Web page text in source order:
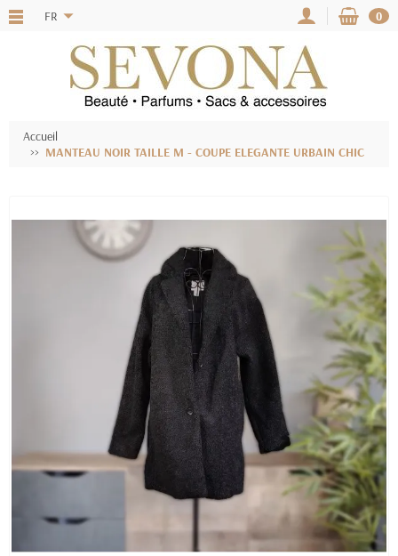
FR 0
Accueil
MANTEAU NOIR TAILLE M - COUPE ELEGANTE URBAIN CHIC